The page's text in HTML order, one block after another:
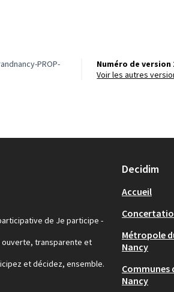
PROP-
Numéro de version
voir les autres
de Je participe -
ouverte, transparente et
et décidez, ensemble.
Decidim
Accueil
Métropole
Nancy
Communes
Nancy